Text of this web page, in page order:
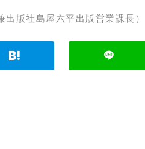
版社島屋六平出版営業課長）